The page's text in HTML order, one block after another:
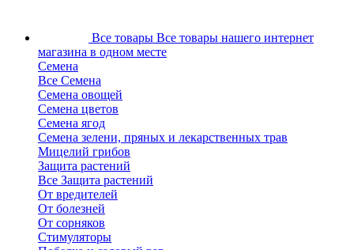
Все товары Все товары нашего интернет
магазина в одном месте
Семена
Все Семена
Семена овощей
Семена цветов
Семена ягод
Семена зелени, пряных и лекарственных трав
Мицелий грибов
Защита растений
Все Защита растений
От вредителей
От болезней
От сорняков
Стимуляторы